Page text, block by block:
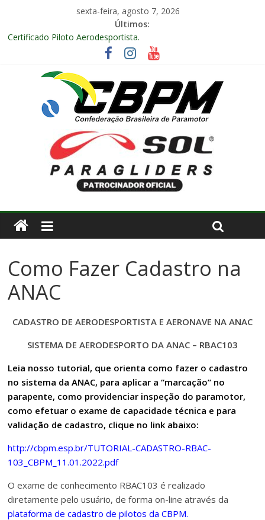
sexta-feira, agosto 7, 2026
Últimos:
Certificado Piloto Aerodesportista.
Encontro Nacional de Aerodesporto no Arraiá Aéreo realizado
no Aeroclube de Bauru – SP.
Anuidade 2026
Arraiá Aéreo 2025 em Bauru – SP
Decisão Nº 675, 16 anos.
Como Fazer Cadastro na
ANAC
CADASTRO DE AERODESPORTISTA E AERONAVE NA ANAC
SISTEMA DE AERODESPORTO DA ANAC – RBAC103
Leia nosso tutorial, que orienta como fazer o cadastro
no sistema da ANAC, para aplicar a “marcação” no
parapente, como providenciar inspeção do paramotor,
como efetuar o exame de capacidade técnica e para
validação de cadastro, clique no link abaixo:
http://cbpm.esp.br/TUTORIAL-CADASTRO-RBAC-
103_CBPM_11.01.2022.pdf
O exame de conhecimento RBAC103 é realizado
diretamente pelo usuário, de forma on-line através da
plataforma de cadastro de pilotos da CBPM.